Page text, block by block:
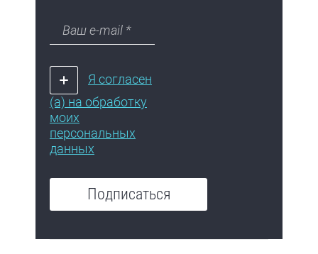
Я согласен
(а) на обработку
моих
персональных
данных
Подписаться